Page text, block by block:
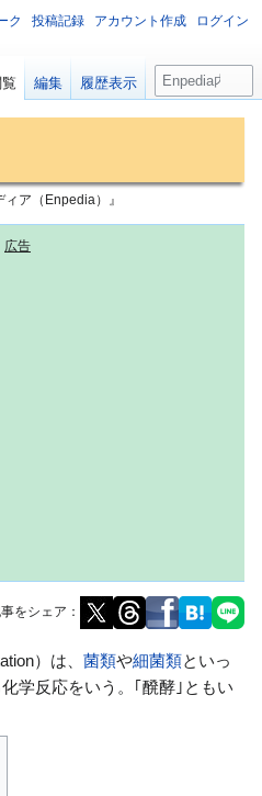
ア（Enpedia）』
をシェア：
）は、 菌類や細菌類といっ
学反応をいう。｢醗酵｣ともい
ク 投稿記録 アカウント作成 ログイン
編集 履歴表示
検
索